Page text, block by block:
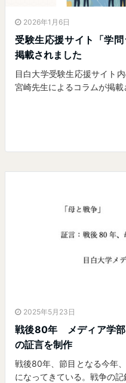
2026年1月6日
受験生応援サイト「学
掲載されました
目白大学受験生応援サイト
宮崎先生によるコラムが掲
2025年5月23日
戦後80年 メディア学部
の証言を制作
戦後80年、節目となる今年
になってきている。戦争の